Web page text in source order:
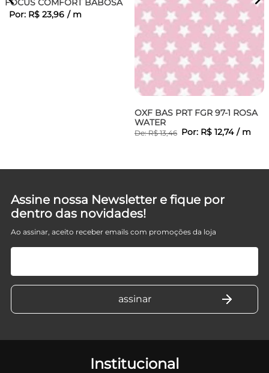
FOCUS COMFORT BABOSA
Por: R$ 23,96 / m
OXF BAS PRT FGR 97-1 ROSA
WATER
De:R$ 13,46 Por: R$ 12,74 / m
Assine nossa Newsletter e fique por
dentro das novidades!
Ao assinar, aceito receber emails com promoções da loja
Institucional